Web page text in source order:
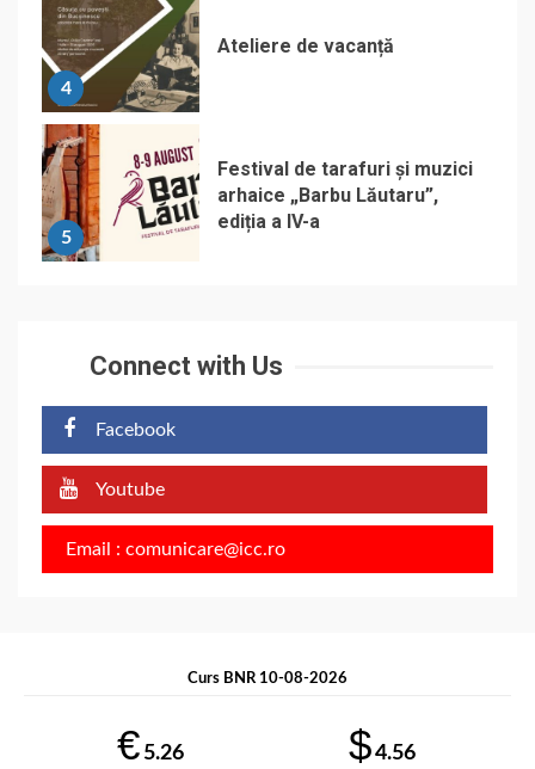
4
Ateliere de vacanță
5
Festival de tarafuri și muzici
arhaice „Barbu Lăutaru”,
ediția a IV-a
Connect with Us
Facebook
Youtube
Email : comunicare@icc.ro
Curs BNR 10-08-2026
€ 5.26 $4.56